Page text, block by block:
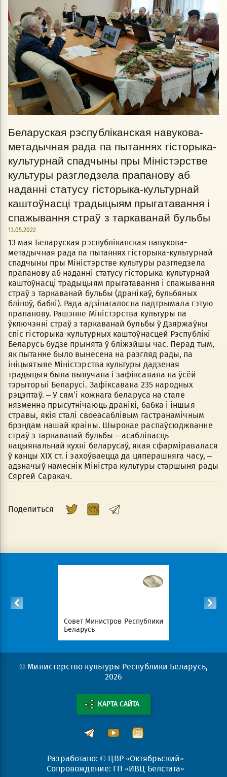
Беларуская рэспубліканская навукова-
метадычная рада па пытаннях гісторыка-
культурнай спадчыны пры Міністэрстве
культуры разгледзела прапанову аб
наданні статусу гісторыка-культурнай
каштоўнасці традыцыям прыгатавання і
спажывання страў з таркаванай бульбы
13.05.2022
13 мая Беларуская рэспубліканская навукова-
метадычная рада па пытаннях гісторыка-культурнай
спадчыны пры Міністэрстве культуры разгледзела
прапанову аб наданні статусу гісторыка-культурнай
каштоўнасці традыцыям прыгатавання і спажывання
страў з таркаванай бульбы (дранікаў, бульбяных
бліноў, бабкі). Рада адзінагалосна падтрымала гэтую
прапанову. Рашэнне Міністэрства культуры па
ўключэнні страў з таркаванай бульбы ў Дзяржаўны
спіс гісторыка-культурных каштоўнасцей Рэспублікі
Беларусь будзе прынята ў бліжэйшы час. Перад тым,
як пытанне было вынесена на разгляд рады, па
ініцыятыве Міністэрства культуры дадзеная
традыцыя была вывучана і зафіксавана на ўсёй
тэрыторыі Беларусі. Зафіксавана 235 народных
рэцэптаў. – У сям’і кожнага беларуса на стале
нязменна прысутнічаюць дранікі, бабка і іншыя
стравы, якія сталі своеасаблівым гастранамічным
брэндам нашай краіны. Шырокае распаўсюджванне
страў з таркаванай бульбы – асаблівасць
нацыянальнай кухні беларусаў, якая сфарміравалася
ў канцы ХІХ ст. і захоўваецца да цяперашняга часу, –
адзначыў намеснік Міністра культуры старшыня рады
Сяргей Саракач.
Поделиться
Совет Министров Республики
Беларусь
© Министерство культуры Республики Беларусь,
2026
КАРТА САЙТА
Разработано: © ЦВР «Октябрьский»
Сопровождение: ГП «ИВЦ Белстата»